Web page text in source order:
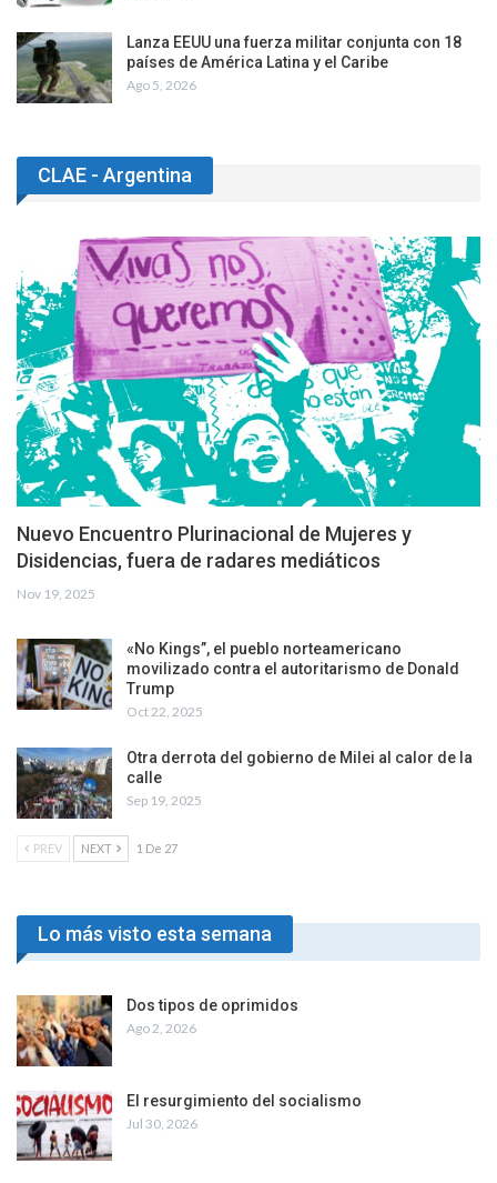
Lanza EEUU una fuerza militar conjunta con 18
países de América Latina y el Caribe
Ago 5, 2026
CLAE - Argentina
Nuevo Encuentro Plurinacional de Mujeres y
Disidencias, fuera de radares mediáticos
Nov 19, 2025
«No Kings”, el pueblo norteamericano
movilizado contra el autoritarismo de Donald
Trump
Oct 22, 2025
Otra derrota del gobierno de Milei al calor de la
calle
Sep 19, 2025
PREV NEXT 1 De 27
Lo más visto esta semana
Dos tipos de oprimidos
Ago 2, 2026
El resurgimiento del socialismo
Jul 30, 2026